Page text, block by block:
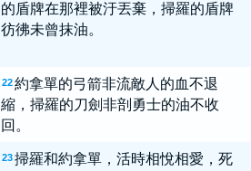
的盾牌在那裡被汙丟棄，掃羅的盾牌
彷彿未曾抹油。
22 約拿單的弓箭非流敵人的血不退
縮，掃羅的刀劍非剖勇士的油不收
回。
23 掃羅和約拿單，活時相悅相愛，死